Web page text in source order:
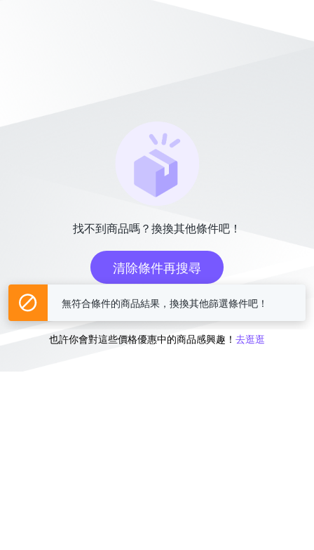
找不到商品嗎？換換其他條件吧！
清除條件再搜尋
或
也許你會對這些價格優惠中的商品感興趣！ 去逛逛
無符合條件的商品結果，換換其他篩選條件吧！